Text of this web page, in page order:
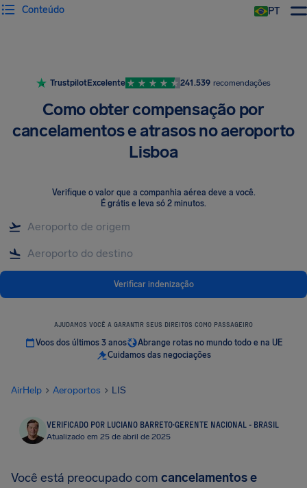
PT
Conteúdo
TrustpilotExcelente 241.539 recomendações
Como obter compensação por
cancelamentos e atrasos no aeroporto
Lisboa
Verifique o valor que a companhia aérea deve a você.
É grátis e leva só 2 minutos.
Verificar indenização
AJUDAMOS VOCÊ A GARANTIR SEUS DIREITOS COMO PASSAGEIRO
Voos dos últimos 3 anos
Abrange rotas no mundo todo e na UE
Cuidamos das negociações
AirHelp Aeroportos LIS
VERIFICADO POR LUCIANO BARRETO·GERENTE NACIONAL - BRASIL
Atualizado em 25 de abril de 2025
Você está preocupado com cancelamentos e